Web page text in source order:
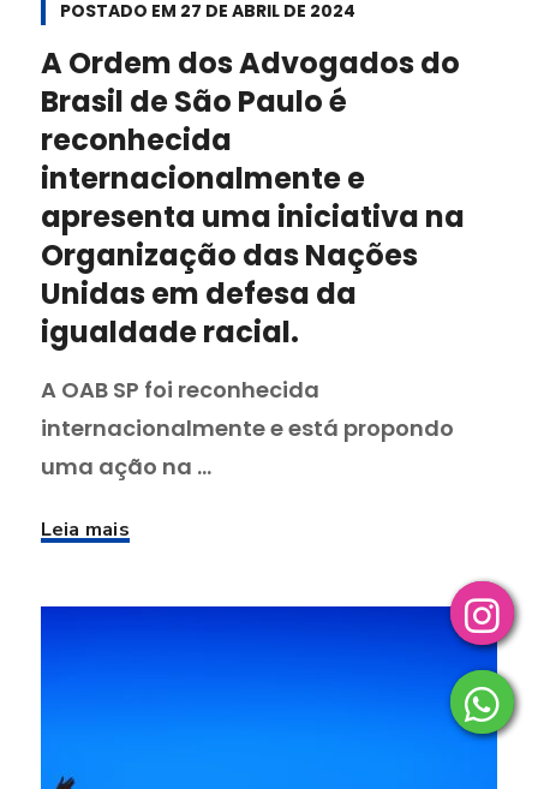
POSTADO EM 27 DE ABRIL DE 2024
A Ordem dos Advogados do
Brasil de São Paulo é
reconhecida
internacionalmente e
apresenta uma iniciativa na
Organização das Nações
Unidas em defesa da
igualdade racial.
A OAB SP foi reconhecida
internacionalmente e está propondo
uma ação na ...
Leia mais